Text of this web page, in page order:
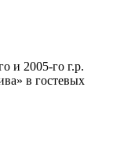
и 2005-го г.р.
в гостевых